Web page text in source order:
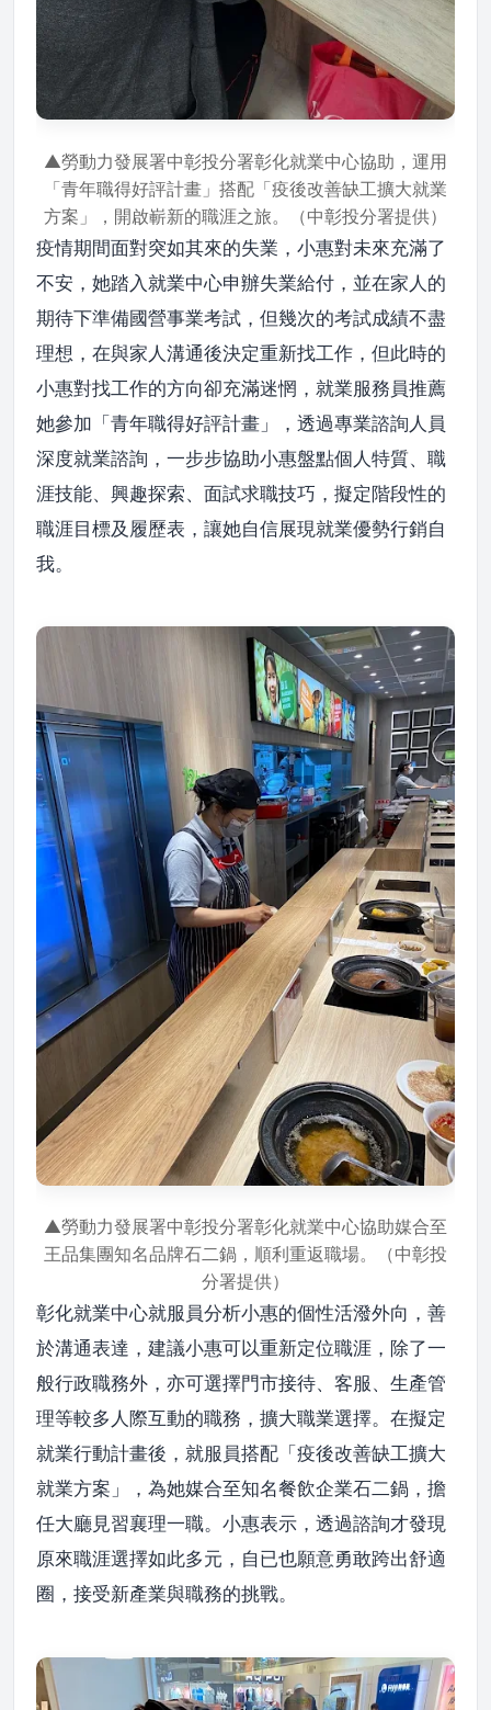
▲勞動力發展署中彰投分署彰化就業中心協助，運用
「青年職得好評計畫」搭配「疫後改善缺工擴大就業
方案」，開啟嶄新的職涯之旅。（中彰投分署提供）
疫情期間面對突如其來的失業，小惠對未來充滿了
不安，她踏入就業中心申辦失業給付，並在家人的
期待下準備國營事業考試，但幾次的考試成績不盡
理想，在與家人溝通後決定重新找工作，但此時的
小惠對找工作的方向卻充滿迷惘，就業服務員推薦
她參加「青年職得好評計畫」，透過專業諮詢人員
深度就業諮詢，一步步協助小惠盤點個人特質、職
涯技能、興趣探索、面試求職技巧，擬定階段性的
職涯目標及履歷表，讓她自信展現就業優勢行銷自
我。
▲勞動力發展署中彰投分署彰化就業中心協助媒合至
王品集團知名品牌石二鍋，順利重返職場。（中彰投
分署提供）
彰化就業中心就服員分析小惠的個性活潑外向，善
於溝通表達，建議小惠可以重新定位職涯，除了一
般行政職務外，亦可選擇門市接待、客服、生產管
理等較多人際互動的職務，擴大職業選擇。在擬定
就業行動計畫後，就服員搭配「疫後改善缺工擴大
就業方案」，為她媒合至知名餐飲企業石二鍋，擔
任大廳見習襄理一職。小惠表示，透過諮詢才發現
原來職涯選擇如此多元，自已也願意勇敢跨出舒適
圈，接受新產業與職務的挑戰。